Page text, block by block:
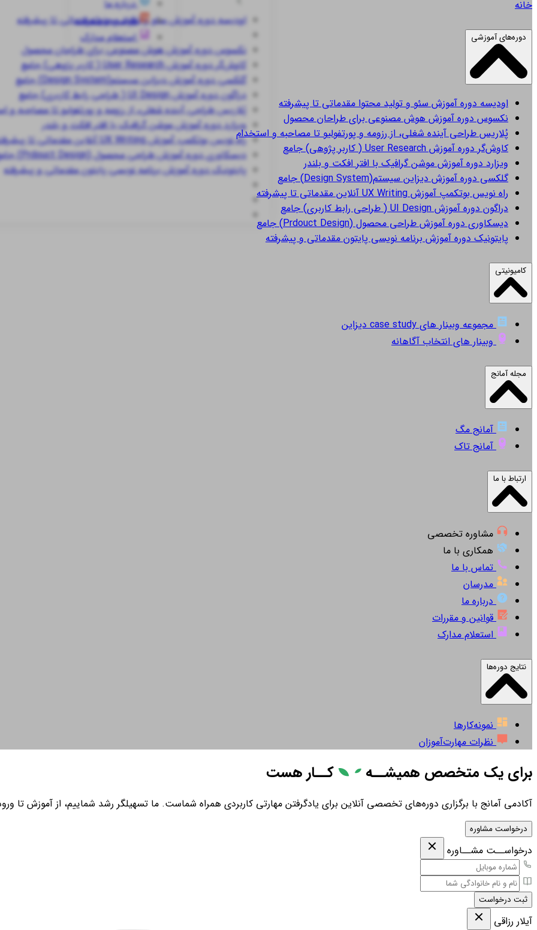
اودیسهدوره آموزش سئو و تولید محتوا مقدماتی تا پیشرفته
نکسوسدوره آموزش هوش مصنوعی برای طراحان محصول
کاوش‌گردوره آموزش User Research ( کاربر پژوهی) جامع
گلکسیدوره آموزش دیزاین سیستم(Design System) جامع
دراگوندوره آموزش UI Design ( طراحی رابط کاربری) جامع
پُلاریسطراحی آینده شغلی، از رزومه و پورتفولیو تا مصاحبه و
ویزارددوره آموزش موشن گرافیک با افتر افکت و بلندر
راه نویسبوتکمپ آموزش UX Writing آنلاین مقدماتی تا پیشرفته
دیسکاوریدوره آموزش طراحی محصول (Prdouct Design) جامع
پایتونیکدوره آموزش برنامه نویسی پایتون مقدماتی و پیشرفته
درباره ما
قوانین و مقررات
استعلام مدارک
خانه
دوره‌های آموزشی
اودیسهدوره آموزش سئو و تولید محتوا مقدماتی تا پیشرفته
نکسوسدوره آموزش هوش مصنوعی برای طراحان محصول
پُلاریسطراحی آینده شغلی، از رزومه و پورتفولیو تا مصاحبه و استخدام
کاوش‌گردوره آموزش User Research ( کاربر پژوهی) جامع
ویزارددوره آموزش موشن گرافیک با افتر افکت و بلندر
گلکسیدوره آموزش دیزاین سیستم(Design System) جامع
راه نویسبوتکمپ آموزش UX Writing آنلاین مقدماتی تا پیشرفته
دراگوندوره آموزش UI Design ( طراحی رابط کاربری) جامع
دیسکاوریدوره آموزش طراحی محصول (Prdouct Design) جامع
پایتونیکدوره آموزش برنامه نویسی پایتون مقدماتی و پیشرفته
کامیونیتی
مجموعه وبینار های case study دیزاین
وبینار های انتخاب آگاهانه
مجله آمانج
آمانج مگ
آمانج تاک
ارتباط با ما
مشاوره تخصصی
همکاری با ما
تماس با ما
مدرسان
درباره ما
قوانین و مقررات
استعلام مدارک
نتایج دوره‌ها
نمونه‌کارها
نظرات مهارت‌آموزان
برای یک متخصص همیشــه کــارهست
آکادمی آمانج با برگزاری دوره‌های تخصصی آنلاین برای یادگرفتن مهارتی کاربردی همراه شماست. ما تسهیلگر رشد شماییم، از آموزش تا ورود
درخواست مشاوره
درخواســت مشــاوره
ثبت درخواست
آیلار رزاقی